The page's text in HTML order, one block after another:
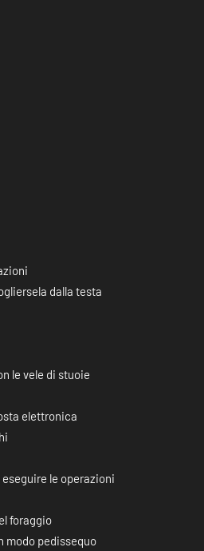
dalla testa
le vele di stuoie
elettronica
le operazioni
foraggio
modo pedissequo